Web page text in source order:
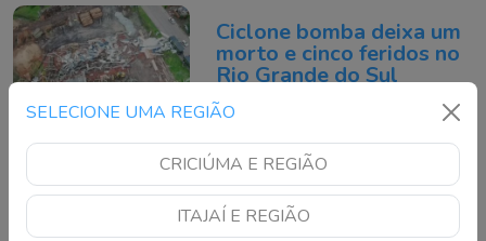
SELECIONE UMA REGIÃO
CRICIÚMA E REGIÃO
ITAJAÍ E REGIÃO
Ciclone bomba deixa um
morto e cinco feridos no
Rio Grande do Sul
Continue lendo
Motociclista morre após
acidente grave na BR-
101 em São José